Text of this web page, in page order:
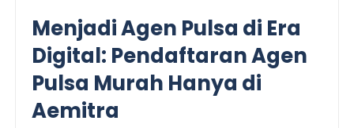
Menjadi Agen Pulsa di Era
Digital: Pendaftaran Agen
Pulsa Murah Hanya di
Aemitra